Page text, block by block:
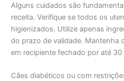
Alguns cuidados são
receita. Verifique se todos os
higienizados. Utilize apenas
do prazo de validade. Mantenha
em recipiente fechado por até 30
Cães diabéticos ou com